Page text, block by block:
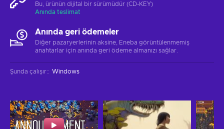
Bu, ürünün dijital bir sürümüdür (CD-KEY)
Anında teslimat
Anında geri ödemeler
Diğer pazaryerlerinin aksine, Eneba görüntülenmemiş
anahtarlar için anında geri ödeme almanızı sağlar.
Şunda çalışır:: Windows